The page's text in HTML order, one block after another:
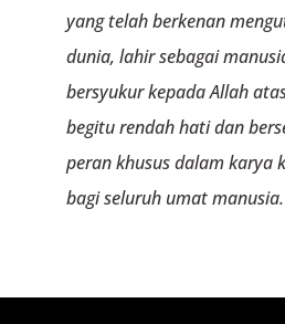
yang telah berkenan
dunia, lahir sebagai
bersyukur kepada Allah
begitu rendah hati dan
peran khusus dalam karya
bagi seluruh umat manusia.